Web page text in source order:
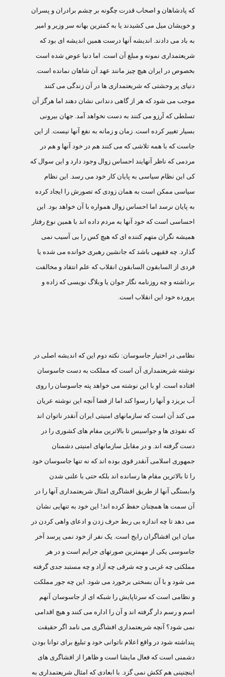
که پادشاهان و اصحاب قدرت چگونه بر چشم برادران و پسران
و خويشان ميل می کشيدند يا به کمترين بهانه سر وزير و امير
به باد می دادند. انديشه آنها درست همين انديشه ای بود که
شريعتمداری نمونه و مبلغ آن است. اما دنيا عوض شده است
بخصوص در ايران هيچ چيز مانند عهد آن شاهان نمانده است.
دنيای پر وحشتی که شريعتمداری ها در آن زندگی می کنند
موجب می شود که هر از گاهی دندانی نشان دهند اما هرگز آن
تسلطی که آرزو می کنند به دست نخواهد آمد. جهان بيرونی
بسيار تغيير کرده است. زمان و زمانه به نفع آنها نيست. از اين
جاست که با همه تلاشی که می کنند هم در خود آنها و هم در
مردمی که ناظر آنهايند احساس زوال وجود دارد و اين سوال که
کی اين نظام سياسی به پايان کار خود می رسد. اين نظام
سياسی ممکن است به همان زودی که تصورش را ايجاد کرده
به پايان نرسد اما احساس زوال همواره با آن خواهد بود. اين
احساسی است که خود آنها به مردم داده اند با همين نوع رفتار
هميشه نگران متهم کننده ای که هيچ کس را بی آسيب نمی
گذارد. چه فقيهی باشد که جانشين رهبری خوانده می شده يا
فردی از السابقون السابقون انقلاب که علم انتقاد و مخالفت
برداشته و چه روزنامه نگار جوان يا وبلاگ نويسی که زاده و
پرورده خود اين انقلاب است.
نظامی در اختيار جاسوسان: نکته دوم اين که انديشه اصلی در
نوشته شريعتمداری آن است که مملکت به دست جاسوسان
افتاده است. او با اين نوشته می خواهد پته جاسوسان را روی
آب بريزد و آنها را رسوا کند اما از قضا آنچه اين نوشته عريان
می کند آن است که سازمانهای امنيتی ايران آنقدر ناتوان اند
که نفوذی ها و جواسيس تا بالاترين مفام های کشوری را در
دست گرفته اند. و در مقابل سازمانهای امنيتی دشمنان
جمهوری اسلامی آنقدر قوی بوده اند که نه تنها جاسوسان خود
را تا بالاترين مقام ها رسانده اند بلکه حتی با علنی شدن
وابستگی آنها از طريق افشاگری امثال شريعتمداری آنها را در
آن سمت ها همچنان حفظ کرده اند! اين خود به تنهايی نشان
می دهد تا چه اندازه بی ربط حرف زدن و ادعای واهی کردن در
ميان اين افشاگران رايج است. يک نفر از خود نمی پرسد آخر
جاسوسی يکی از مهمترين صورتهای جرايم است و در هر
مملکتی چه غربی و چه شرقی چه آزاد و چه مستبد جدی گرفته
می شود و با آن بسختی برخورد می شود. اين چه جور مملکت
و نظامی است که سرتاپايش را شبکه ای از جاسوسان آنهم
اسم و رسم دار گرفته اند و آن را اداره می کنند و هيچ اقدامی
نمی شود؟ آنچه شريعتمداری افشاگری می نامد اگر حقيقت
پنداشته شود در واقع اعلام ناتوانی خود و تبليغ برای توانا بودن
دشمنی است که فعال مايشا است و ظاهرا از افشاگری های
اينچنينی هم ککش نمی گزد. با ابعادی که امثال شريعتمداری به